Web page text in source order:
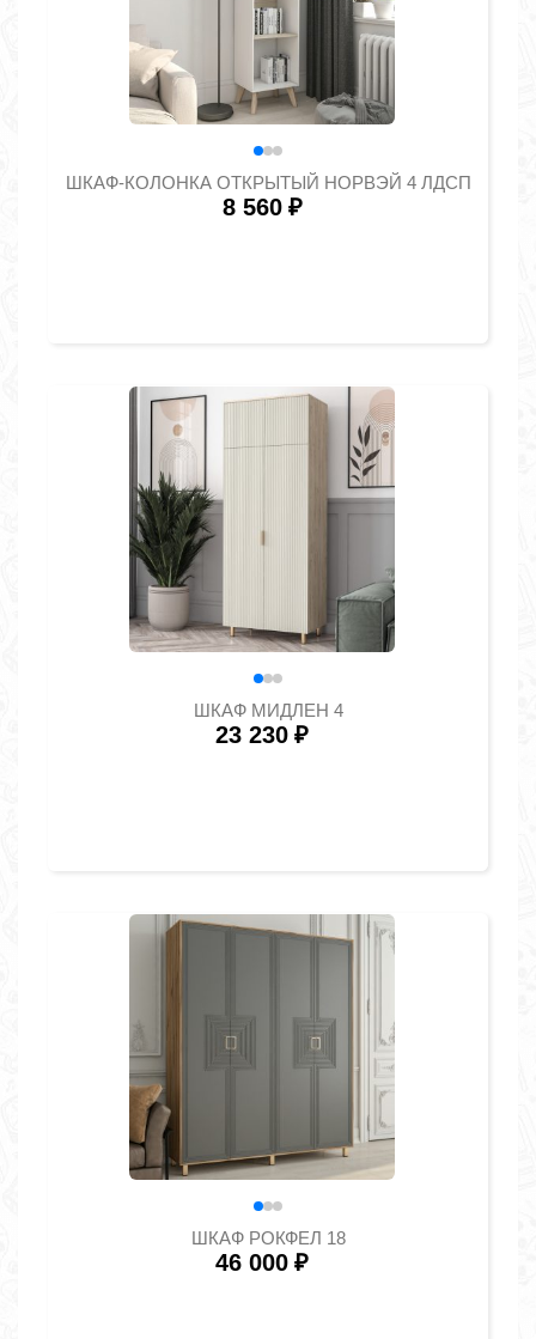
ШКАФ-КОЛОНКА ОТКРЫТЫЙ НОРВЭЙ 4 ЛДСП
8 560 ₽
ШКАФ МИДЛЕН 4
23 230 ₽
ШКАФ РОКФЕЛ 18
46 000 ₽